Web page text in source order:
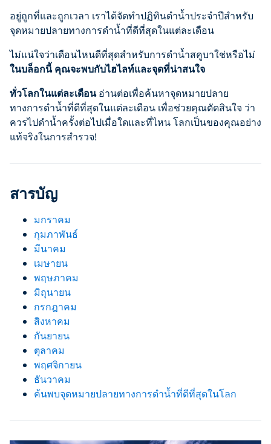
อยู่ถูกที่และถูกเวลา เราได้จัดทำปฏิทินดำน้ำประจำปีสำหรับ
จุดหมายปลายทางการดำน้ำที่ดีที่สุดในแต่ละเดือน
ไม่แน่ใจว่าเดือนไหนดีที่สุดสำหรับการดำน้ำสคูบาใช่หรือไม่
ในบล็อกนี้ คุณจะพบกับไฮไลท์และจุดที่น่าสนใจ
ทั่วโลกในแต่ละเดือนอ่านต่อเพื่อค้นหาจุดหมายปลาย
ทางการดำน้ำที่ดีที่สุดในแต่ละเดือน เพื่อช่วยคุณตัดสินใจ ว่า
ควรไปดำน้ำครั้งต่อไปเมื่อใดและที่ไหน โลกเป็นของคุณอย่าง
แท้จริงในการสำรวจ!
สารบัญ
มกราคม
กุมภาพันธ์
มีนาคม
เมษายน
พฤษภาคม
มิถุนายน
กรกฎาคม
สิงหาคม
กันยายน
ตุลาคม
พฤศจิกายน
ธันวาคม
ค้นพบจุดหมายปลายทางการดำน้ำที่ดีที่สุดในโลก